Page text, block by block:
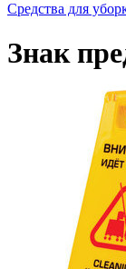
Средства для
Знак